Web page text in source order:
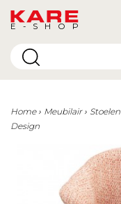
E-SHOP
Home Meubilair Stoelen
Design